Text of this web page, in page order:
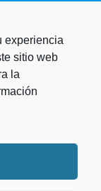
FEDER Aragón
de recuperación,
experiencia
sitio web
la